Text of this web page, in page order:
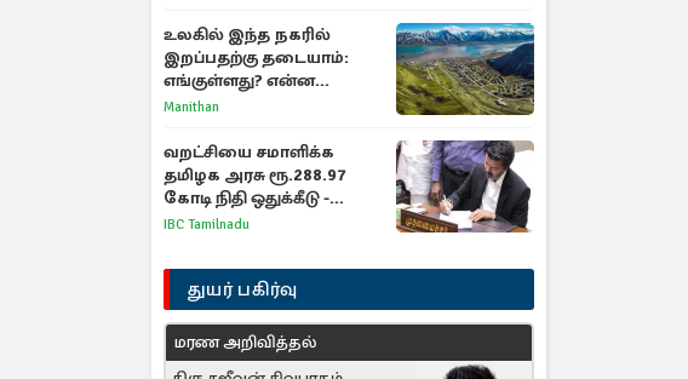
உலகில் இந்த நகரில்
இறப்பதற்கு தடையாம்:
எங்குள்ளது? என்ன
காரணம் தெரியுமா?
Manithan
வறட்சியை சமாளிக்க
தமிழக அரசு ரூ.288.97
கோடி நிதி ஒதுக்கீடு -
வெளியான அரசாணை
IBC Tamilnadu
துயர் பகிர்வு
மரண அறிவித்தல்